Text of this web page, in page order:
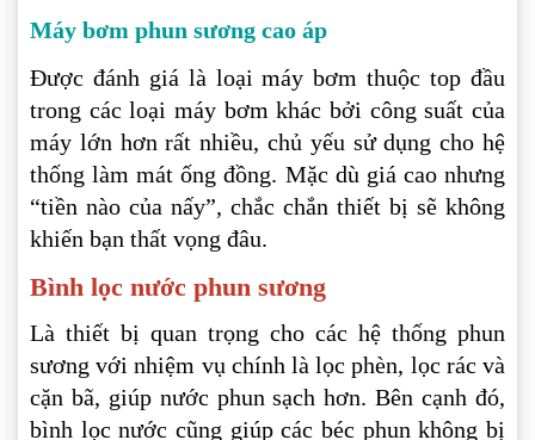
Máy bơm phun sương cao áp
Được đánh giá là loại máy bơm thuộc top đầu
trong các loại máy bơm khác bởi công suất của
máy lớn hơn rất nhiều, chủ yếu sử dụng cho hệ
thống làm mát ống đồng. Mặc dù giá cao nhưng
“tiền nào của nấy”, chắc chắn thiết bị sẽ không
khiến bạn thất vọng đâu.
Bình lọc nước phun sương
Là thiết bị quan trọng cho các hệ thống phun
sương với nhiệm vụ chính là lọc phèn, lọc rác và
cặn bã, giúp nước phun sạch hơn. Bên cạnh đó,
bình lọc nước cũng giúp các béc phun không bị